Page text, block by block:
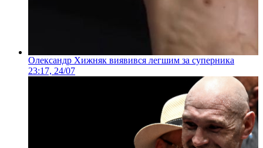
Олександр Хижняк виявився легшим за суперника
23:17, 24/07